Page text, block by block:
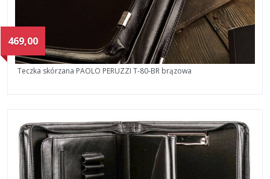
469,00
Teczka skórzana PAOLO PERUZZI T-80-BR brązowa